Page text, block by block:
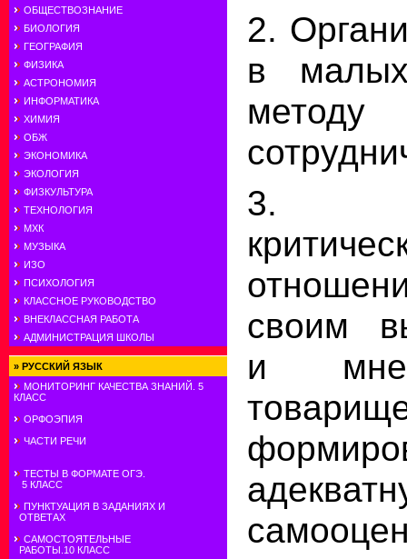
ОБЩЕСТВОЗНАНИЕ
БИОЛОГИЯ
ГЕОГРАФИЯ
ФИЗИКА
АСТРОНОМИЯ
ИНФОРМАТИКА
ХИМИЯ
ОБЖ
ЭКОНОМИКА
ЭКОЛОГИЯ
ФИЗКУЛЬТУРА
ТЕХНОЛОГИЯ
МХК
МУЗЫКА
ИЗО
ПСИХОЛОГИЯ
КЛАССНОЕ РУКОВОДСТВО
ВНЕКЛАССНАЯ РАБОТА
АДМИНИСТРАЦИЯ ШКОЛЫ
» РУССКИЙ ЯЗЫК
МОНИТОРИНГ КАЧЕСТВА ЗНАНИЙ. 5
КЛАСС
ОРФОЭПИЯ
ЧАСТИ РЕЧИ
ТЕСТЫ В ФОРМАТЕ ОГЭ.
5 КЛАСС
ПУНКТУАЦИЯ В ЗАДАНИЯХ И
ОТВЕТАХ
САМОСТОЯТЕЛЬНЫЕ
РАБОТЫ.10 КЛАСС
2.
в
методу
3.
своим
и